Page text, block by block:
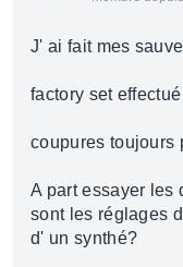
J' ai fait mes
factory set effectué
coupures toujours
A part essayer les
sont les réglages
d' un synthé?